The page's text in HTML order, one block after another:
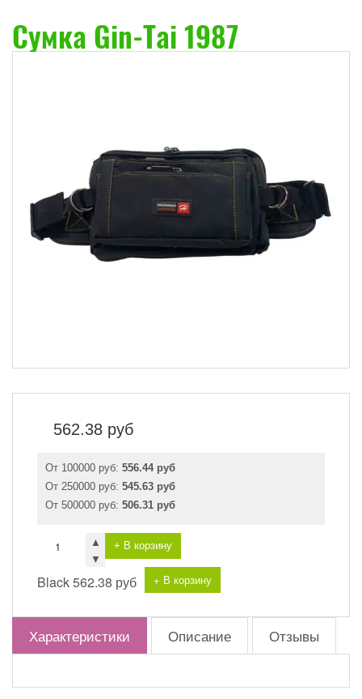
Cумка Gin-Tai 1987
562.38 руб
От 100000 руб: 556.44 руб
От 250000 руб: 545.63 руб
От 500000 руб: 506.31 руб
▲
▼
+ В корзину
Black562.38 руб + В корзину
Характеристики Описание Отзывы